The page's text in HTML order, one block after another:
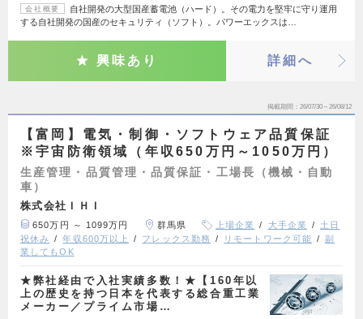
会社概要
自社開発の大型国産蓄電池（ハード）。その電力を堅牢に守り運用
する自社開発の国産のセキュリティ（ソフト）。パワーエックスは…
興味あり 詳細へ
掲載期間 26/07/30～26/08/12
【富岡】電気・制御・ソフトウェア品質保証
※宇宙防衛領域（年収650万円～1050万円）
生産管理・品質管理・品質保証・工場長（機械・自動
車）
株式会社ＩＨＩ
650万円 ～ 1099万円 群馬県 上場企業 大手企業
土日
祝休み
年収600万以上 フレックス勤務 リモートワーク可能
副
業してもOK
★弊社経由で入社実績多数！★【160年以
上の歴史を持つ日本を代表する総合重工業
メーカー／プライム市場…